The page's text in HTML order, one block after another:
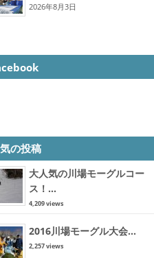
2026年8月3日
の投稿
大人気の川場モーグルコー
ス！...
4,209 views
2016川場モーグル大会...
2,257 views